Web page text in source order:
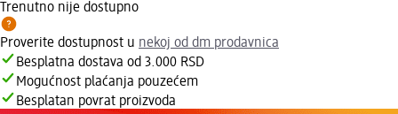
Trenutno nije dostupno
Proverite dostupnost u nekoj od dm prodavnica
Besplatna dostava od 3.000 RSD
Mogućnost plaćanja pouzećem
Besplatan povrat proizvoda